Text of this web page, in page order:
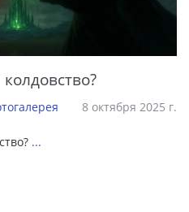
8 октября 2025 г.
...